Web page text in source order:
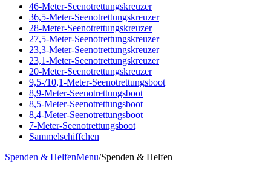
46-Meter-Seenotrettungskreuzer
36,5-Meter-Seenotrettungskreuzer
28-Meter-Seenotrettungskreuzer
27,5-Meter-Seenotrettungskreuzer
23,3-Meter-Seenotrettungskreuzer
23,1-Meter-Seenotrettungskreuzer
20-Meter-Seenotrettungskreuzer
9,5-/10,1-Meter-Seenotrettungsboot
8,9-Meter-Seenotrettungsboot
8,5-Meter-Seenotrettungsboot
8,4-Meter-Seenotrettungsboot
7-Meter-Seenotrettungsboot
Sammelschiffchen
Spenden & HelfenMenu/Spenden & Helfen